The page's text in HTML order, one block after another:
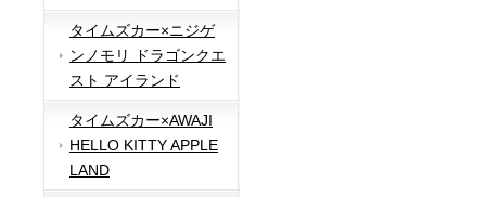
タイムズカー×ニジゲ
ンノモリ ドラゴンクエ
スト アイランド
タイムズカー×AWAJI
HELLO KITTY APPLE
LAND